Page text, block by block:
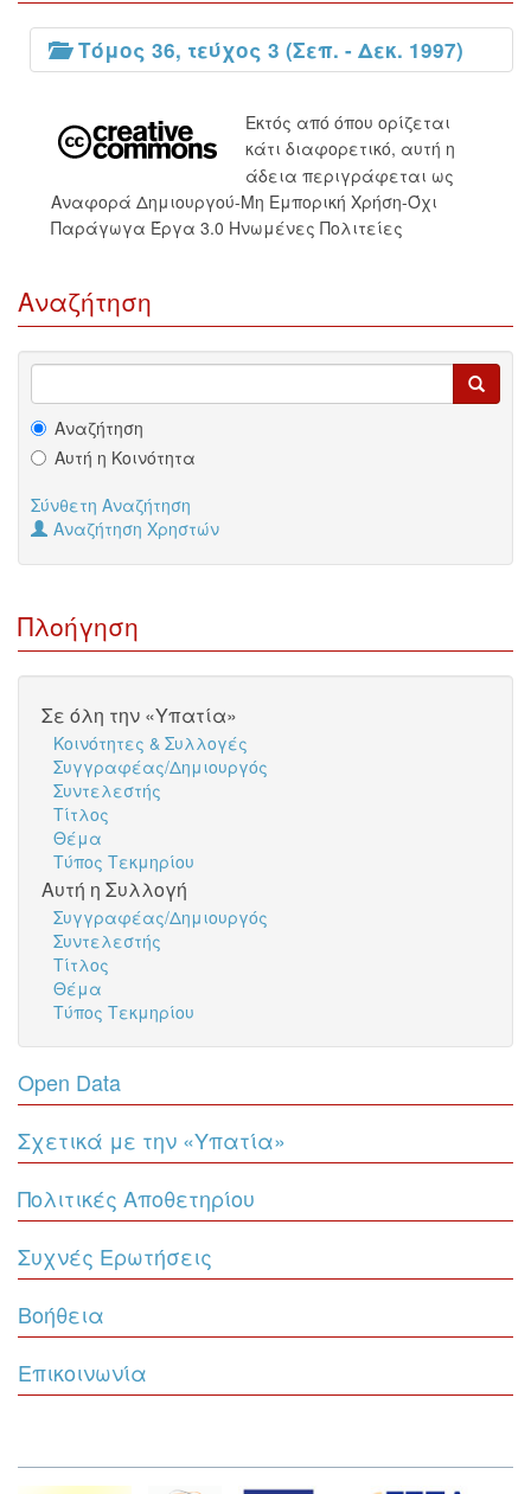
Τόμος 36, τεύχος 3 (Σεπ. - Δεκ. 1997)
Εκτός από όπου ορίζεται
κάτι διαφορετικό, αυτή η
άδεια περιγράφεται ως
Αναφορά Δημιουργού-Μη Εμπορική Χρήση-Όχι
Παράγωγα Έργα 3.0 Ηνωμένες Πολιτείες
Αναζήτηση
Αναζήτηση
Αυτή η Κοινότητα
Σύνθετη Αναζήτηση
Αναζήτηση Χρηστών
Πλοήγηση
Σε όλη την «Υπατία»
Κοινότητες & Συλλογές
Συγγραφέας/Δημιουργός
Συντελεστής
Τίτλος
Θέμα
Τύπος Τεκμηρίου
Αυτή η Συλλογή
Συγγραφέας/Δημιουργός
Συντελεστής
Τίτλος
Θέμα
Τύπος Τεκμηρίου
Open Data
Σχετικά με την «Υπατία»
Πολιτικές Αποθετηρίου
Συχνές Ερωτήσεις
Βοήθεια
Επικοινωνία